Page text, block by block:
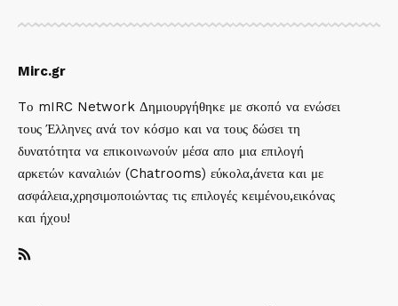
Mirc.gr
Tο mIRC Network Δημιουργήθηκε με σκοπό να ενώσει
τους Έλληνες ανά τον κόσμο και να τους δώσει τη
δυνατότητα να επικοινωνούν μέσα απο μια επιλογή
αρκετών καναλιών (Chatrooms) εύκολα,άνετα και με
ασφάλεια,χρησιμοποιώντας τις επιλογές κειμένου,εικόνας
και ήχου!